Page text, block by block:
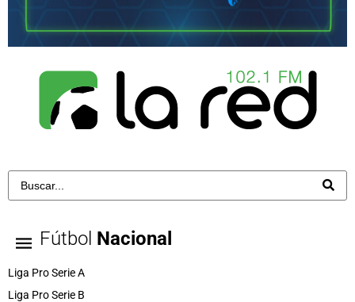
Fútbol Nacional
Liga Pro Serie A
Liga Pro Serie B